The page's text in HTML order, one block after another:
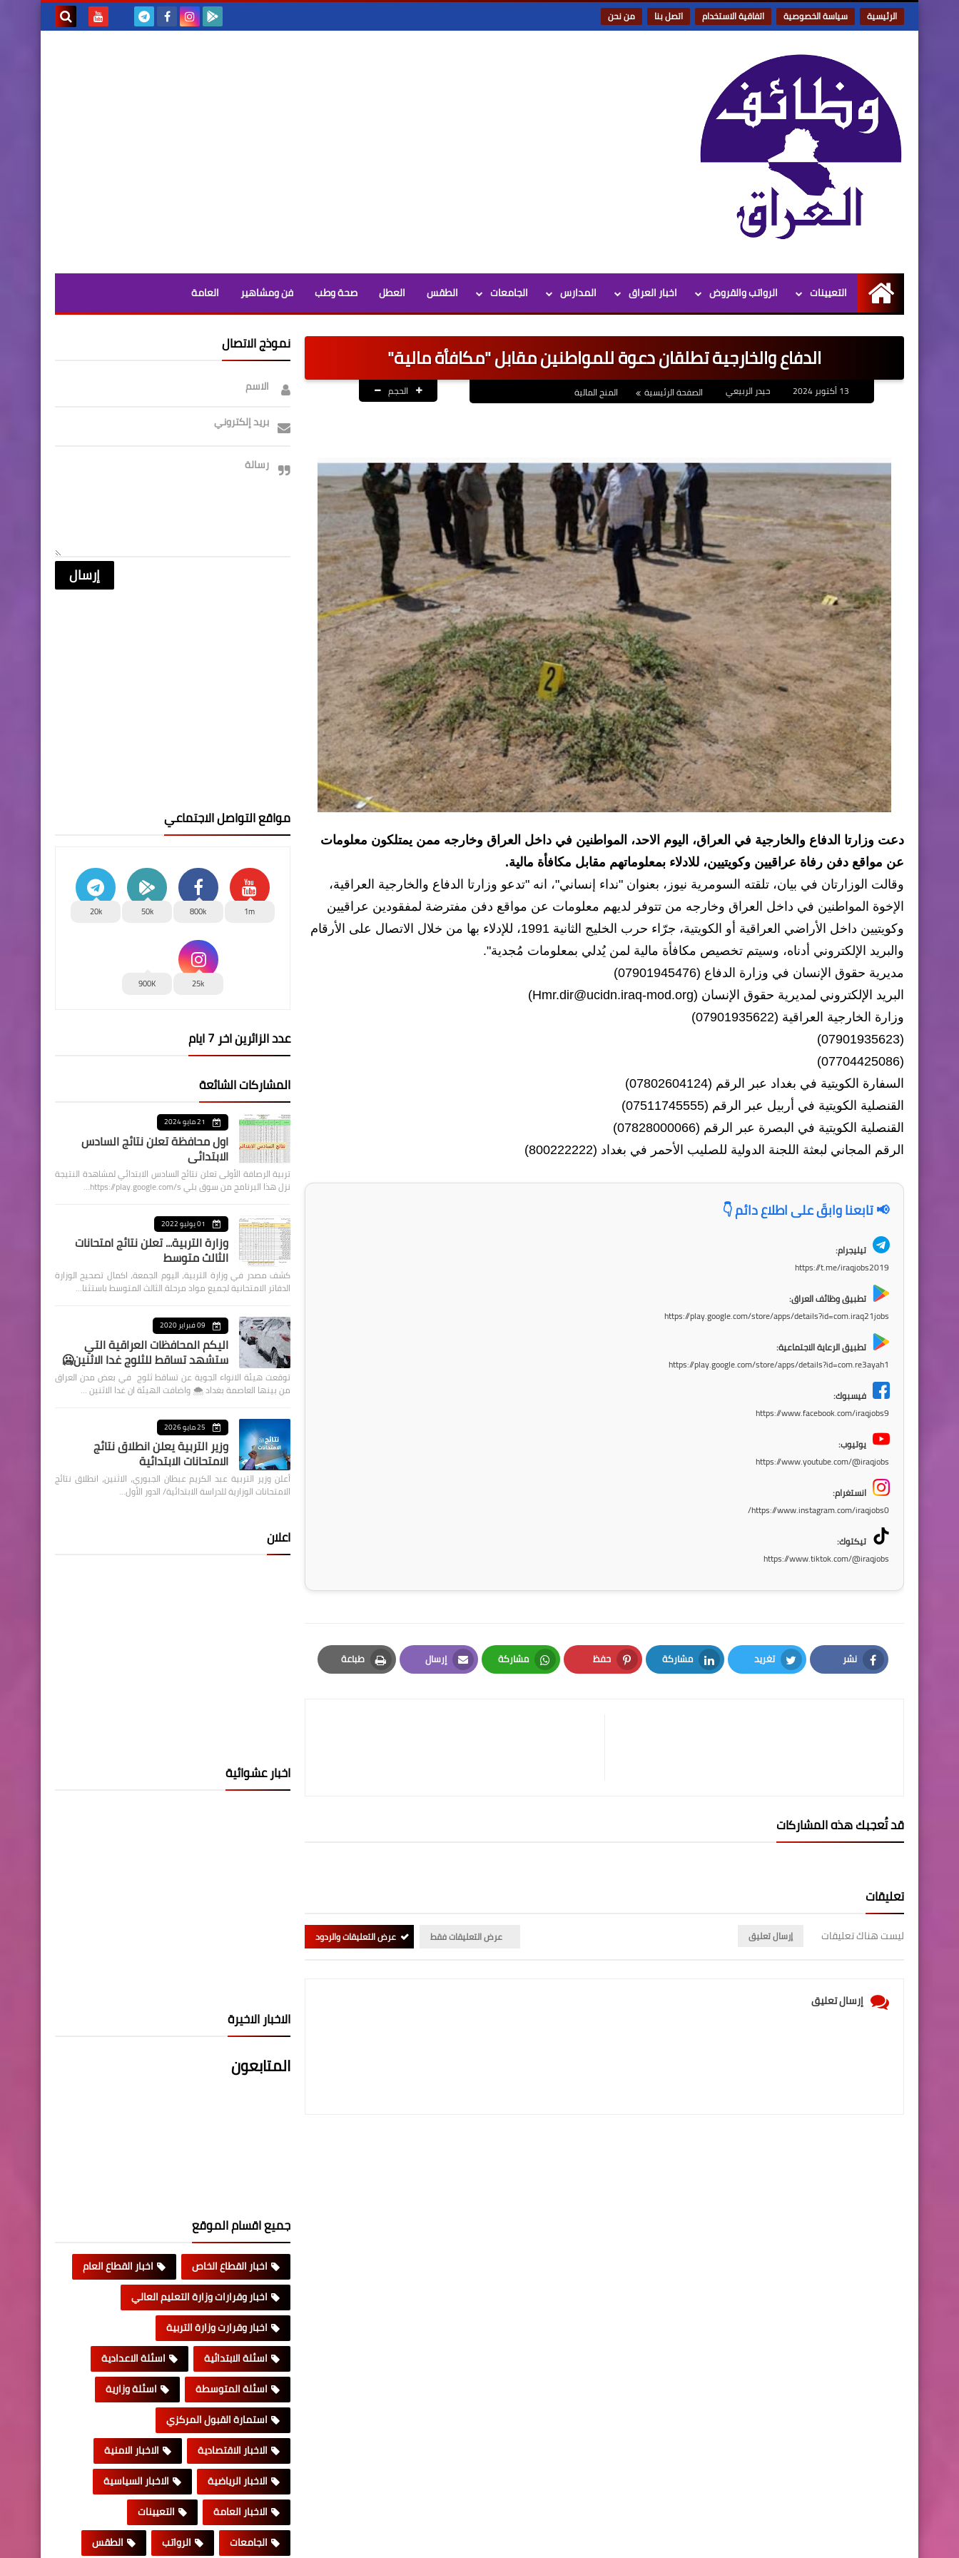
الرئيسية سياسة الخصوصية اتفاقية الاستخدام اتصل بنا من نحن
الرئيسية
التعيينات الرواتب والقروض اخبار العراق المدارس الجامعات الطقس العطل صحة وطب فن ومشاهير العامة
الدفاع والخارجية تطلقان دعوة للمواطنين مقابل "مكافأة مالية"
حيدر الربيعي الصفحة الرئيسية المنح المالية الحجم
دعت وزارتا الدفاع والخارجية في العراق، اليوم الاحد، المواطنين في داخل العراق وخارجه ممن يمتلكون معلومات
عن مواقع دفن رفاة عراقيين وكويتيين، للادلاء بمعلوماتهم مقابل مكافأة مالية.
وقالت الوزارتان في بيان، تلقته السومرية نيوز، بعنوان "نداء إنساني"، انه "تدعو وزارتا الدفاع والخارجية العراقية،
الإخوة المواطنين في داخل العراق وخارجه من تتوفر لديهم معلومات عن مواقع دفن مفترضة لمفقودين عراقيين
وكويتيين داخل الأراضي العراقية أو الكويتية، جرّاء حرب الخليج الثانية 1991، للإدلاء بها من خلال الاتصال على الأرقام
والبريد الإلكتروني أدناه، وسيتم تخصيص مكافأة مالية لمن يُدلي بمعلومات مُجدية".
مديرية حقوق الإنسان في وزارة الدفاع (07901945476)
البريد الإلكتروني لمديرية حقوق الإنسان (Hmr.dir@ucidn.iraq-mod.org
)
وزارة الخارجية العراقية (07901935622)
(07901935623)
(07704425086)
السفارة الكويتية في بغداد عبر الرقم (07802604124)
القنصلية الكويتية في أربيل عبر الرقم (07511745555)
القنصلية الكويتية في البصرة عبر الرقم (07828000066)
الرقم المجاني لبعثة اللجنة الدولية للصليب الأحمر في بغداد (800222222)
📢 تابعنا وابقَ على اطلاع دائم 👇
تيليجرام:
https://t.me/iraqjobs2019
تطبيق وظائف العراق:
https://play.google.com/store/apps/details?id=com.iraq21jobs
تطبيق الرعاية الاجتماعية:
https://play.google.com/store/apps/details?id=com.re3ayah1
فيسبوك:
https://www.facebook.com/iraqjobs9
يوتيوب:
https://www.youtube.com/@iraqjobs
انستغرام:
https://www.instagram.com/iraqjobs0/
تيكتوك:
https://www.tiktok.com/@iraqjobs
نشر
Facebook
تغريد
Twitter
مشاركة
LinkedIn
حفظ
Pinterest
مشاركة
Whatsapp
إرسال
Email
طباعة
Print
قد تُعجبك هذه المشاركات
تعليقات
ليست هناك تعليقات إرسال تعليق عرض التعليقات فقط عرض التعليقات والردود
إرسال تعليق
نموذج الاتصال
الاسم
بريد إلكتروني
رسالة
مواقع التواصل الاجتماعي
1m
800k
50k
20k
25k
900K
عدد الزائرين اخر 7 ايام
المشاركات الشائعة
21 مايو 2024
اول محافظة تعلن نتائج السادس
الابتدائي
تربية الرصافة الأولى تعلن نتائج السادس الابتدائي لمشاهدة النتيجة
نزل هذا البرنامج من سوق بلي https://play.google.com/s…
01 يوليو 2022
وزارة التربية... تعلن نتائج امتحانات
الثالث متوسط
كشف مصدر في وزارة التربية، اليوم الجمعة، اكمال تصحيح الوزارة
الدفاتر الامتحانية لجميع مواد مرحلة الثالث المتوسط باستثنا…
09 فبراير 2020
اليكم المحافظات العراقية التي
ستشهد تساقط للثلوج غدا الاثنين🥶
توقعت هيئة الانواء الجوية عن تساقط ثلوج في بعض مدن العراق
من بينها العاصمة بغداد ⁦🌨️⁩ واضافت الهيئة ان غدا الاثنين …
25 مايو 2026
وزير التربية يعلن انطلاق نتائج
الامتحانات الابتدائية
أعلن وزير التربية عبد الكريم عبطان الجبوري، الاثنين، انطلاق نتائج
الامتحانات الوزارية للدراسة الابتدائية/ الدور الأول…
اعلان
اخبار عشوائية
الاخبار الاخيرة
المتابعون
جميع اقسام الموقع
اخبار القطاع الخاص
اخبار القطاع العام
اخبار وقرارات وزارة التعليم العالي
اخبار وقرارت وزارة التربية
اسئلة الابتدائية
اسئلة الاعدادية
اسئلة المتوسطة
اسئلة وزارية
استمارة القبول المركزي
الاخبار الاقتصادية
الاخبار الامنية
الاخبار الرياضية
الاخبار السياسية
الاخبار العامة
التعيينات
الجامعات
الرواتب الطقس